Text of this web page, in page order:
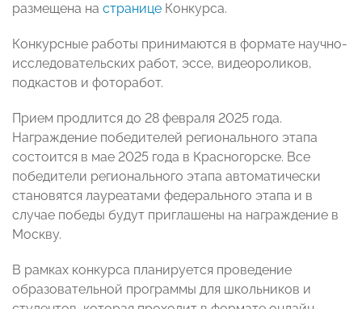
размещена на странице Конкурса.
Конкурсные работы принимаются в формате научно-
исследовательских работ, эссе, видеороликов,
подкастов и фоторабот.
Прием продлится до 28 февраля 2025 года.
Награждение победителей регионального этапа
состоится в мае 2025 года в Красногорске. Все
победители регионального этапа автоматически
становятся лауреатами федерального этапа и в
случае победы будут приглашены на награждение в
Москву.
В рамках конкурса планируется проведение
образовательной программы для школьников и